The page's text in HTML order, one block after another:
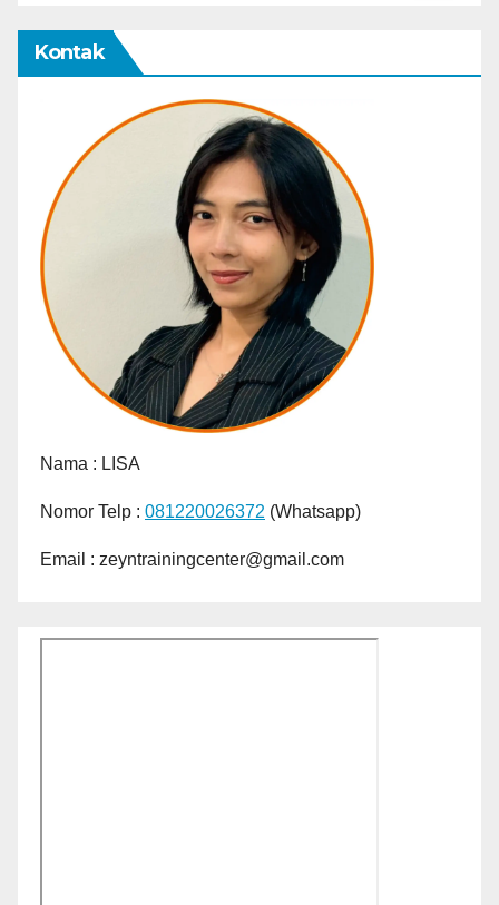
Kontak
Nama : LISA
Nomor Telp : 081220026372 (Whatsapp)
Email : zeyntrainingcenter@gmail.com